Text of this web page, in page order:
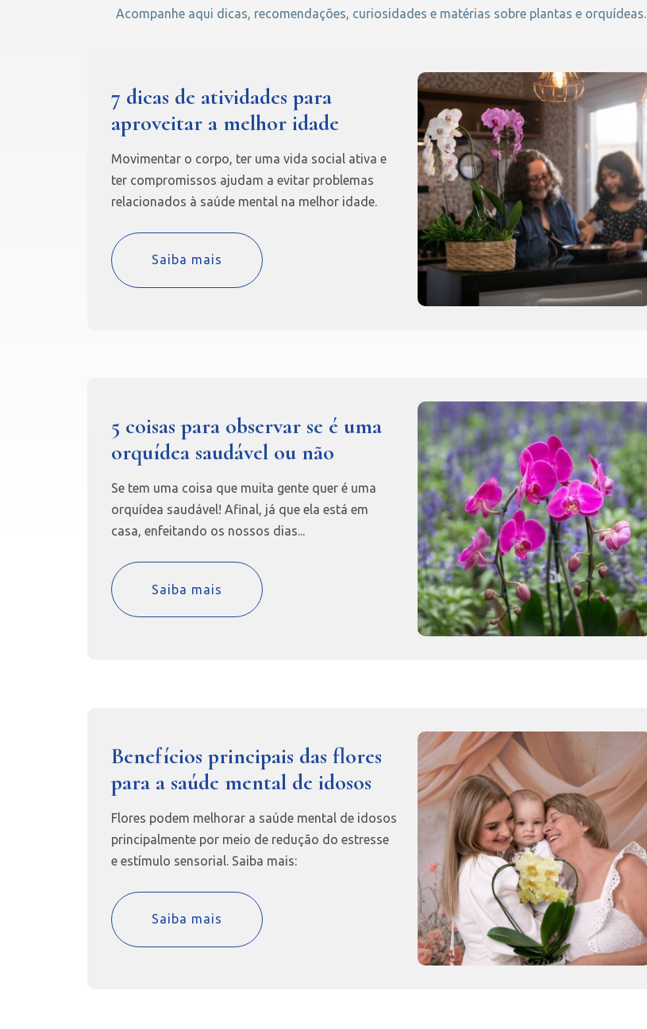
Acompanhe aqui dicas, recomendações, curiosidades e matérias sobre plantas e orquídeas.
7 dicas de atividades para
aproveitar a melhor idade
Movimentar o corpo, ter uma vida social ativa e
ter compromissos ajudam a evitar problemas
relacionados à saúde mental na melhor idade.
Saiba mais
5 coisas para observar se é uma
orquídea saudável ou não
Se tem uma coisa que muita gente quer é uma
orquídea saudável! Afinal, já que ela está em
casa, enfeitando os nossos dias...
Saiba mais
Benefícios principais das flores
para a saúde mental de idosos
Flores podem melhorar a saúde mental de idosos
principalmente por meio de redução do estresse
e estímulo sensorial. Saiba mais:
Saiba mais